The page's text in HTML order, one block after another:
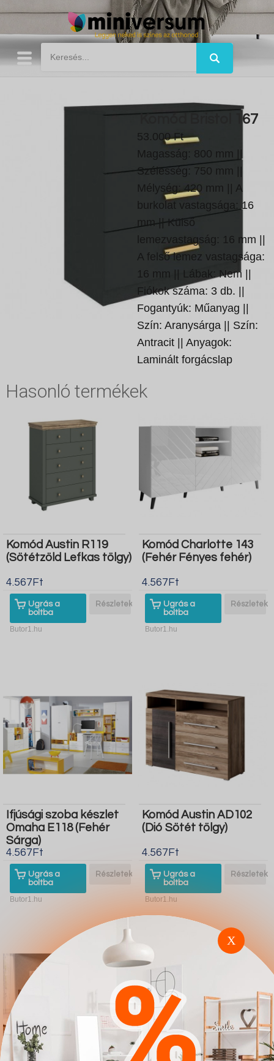
Komód Bristol 167
53.000 Ft
Magasság: 800 mm ||
Szélesség: 750 mm ||
Mélység: 420 mm || A
burkolat vastagsága: 16
mm || Külső
lemezvastagság: 16 mm ||
A felső lemez vastagsága:
16 mm || Lábak: Nem ||
Fiókok száma: 3 db. ||
Fogantyúk: Műanyag ||
Szín: Aranysárga || Szín:
Antracit || Anyagok:
Laminált forgácslap
Hasonló termékek
Komód Austin R119
(Sötétzöld Lefkas tölgy)
4.567Ft
Ugrás a
boltba
Részletek
Butor1.hu
Komód Charlotte 143
(Fehér Fényes fehér)
4.567Ft
Ugrás a
boltba
Részletek
Butor1.hu
Ifjúsági szoba készlet
Omaha E118 (Fehér
Sárga)
4.567Ft
Ugrás a
boltba
Részletek
Butor1.hu
Komód Austin AD102
(Dió Sötét tölgy)
4.567Ft
Ugrás a
boltba
Részletek
Butor1.hu
X